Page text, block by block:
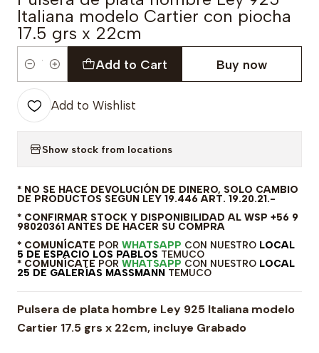
Italiana modelo Cartier con piocha
17.5 grs x 22cm
Quantity
Add to Cart Buy now
Add to Wishlist
Show stock from locations
* NO SE HACE DEVOLUCIÓN DE DINERO, SOLO CAMBIO
DE PRODUCTOS SEGUN LEY 19.446 ART. 19.20.21.-
* CONFIRMAR STOCK Y DISPONIBILIDAD AL WSP +56 9
98020361 ANTES DE HACER SU COMPRA
* COMUNÍCATE POR WHATSAPP CON NUESTRO LOCAL
5 DE ESPACIO LOS PABLOS TEMUCO
* COMUNÍCATE POR WHATSAPP CON NUESTRO LOCAL
25 DE GALERÍAS MASSMANN TEMUCO
Pulsera de plata hombre Ley 925 Italiana modelo
Cartier 17.5 grs x 22cm, incluye Grabado